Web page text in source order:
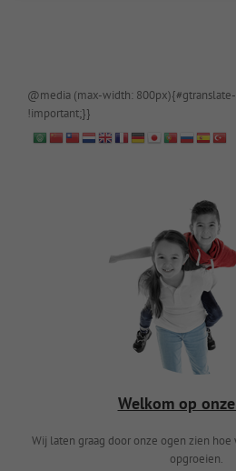
@media (max-width:
!important;}}
Welkom op
Wij laten graag door onze ogen zien
opgroeien.